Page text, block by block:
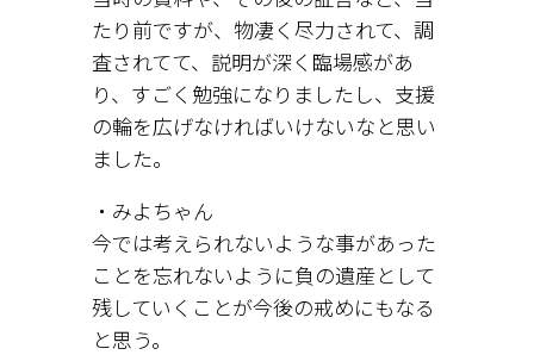
たり前ですが、物凄く尽力されて、調
査されてて、説明が深く臨場感があ
り、すごく勉強になりましたし、支援
の輪を広げなければいけないなと思い
ました。
・みよちゃん
今では考えられないような事があった
ことを忘れないように負の遺産として
残していくことが今後の戒めにもなる
と思う。